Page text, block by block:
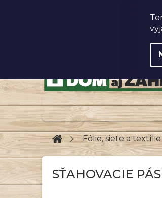
DomovFólie, siete a textílie
SŤAHOVACIE